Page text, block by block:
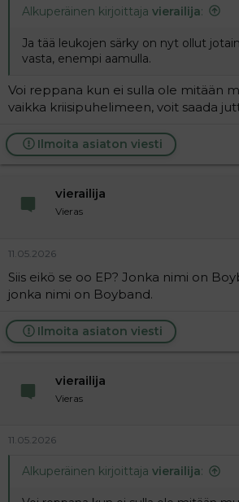
Alkuperäinen kirjoittaja vierailija:
Ja tää leukojen särky on nyt ollut
vasta, enempi aamulla.
Voi reppana kun ei sulla ole mitään
vaikka kriisipuhelimeen, voit saada
Ilmoita asiaton viesti
vierailija
Vieras
11.05.2026
Siis eikö se oo EP? Jonka nimi on
jonka nimi on Boyband.
Ilmoita asiaton viesti
vierailija
Vieras
11.05.2026
Alkuperäinen kirjoittaja vierailija: